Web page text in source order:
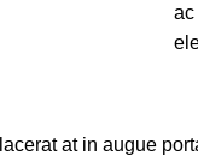
ac
at in augue